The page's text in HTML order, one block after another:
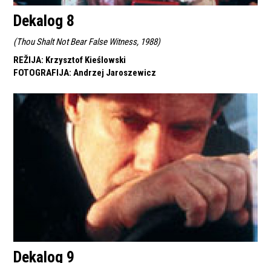
Dekalog 8
(Thou Shalt Not Bear False Witness, 1988)
REŽIJA: Krzysztof Kieślowski
FOTOGRAFIJA: Andrzej Jaroszewicz
Dekalog 9